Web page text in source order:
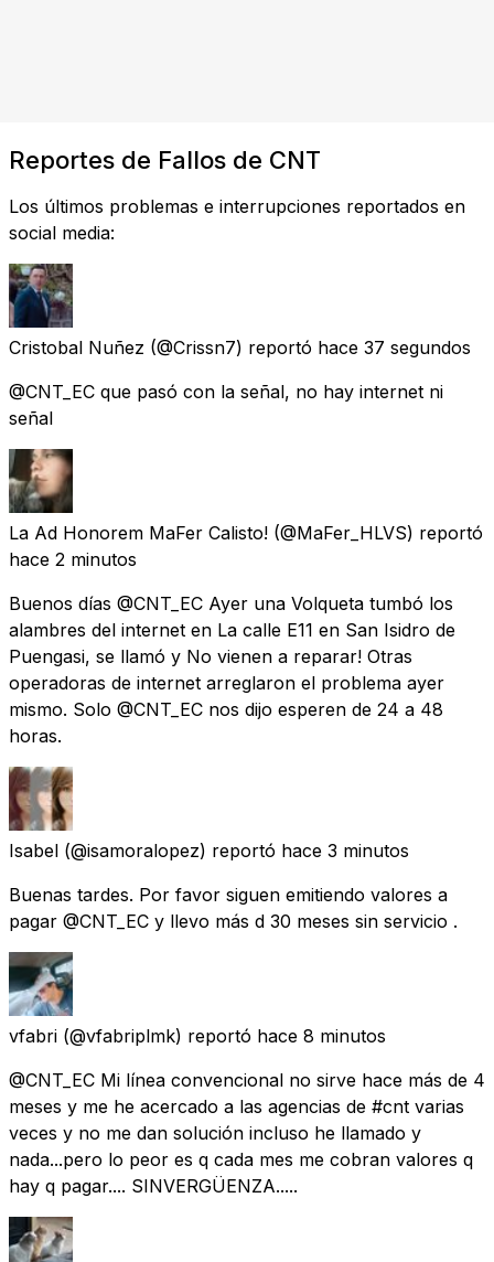
Reportes de Fallos de CNT
Los últimos problemas e interrupciones reportados en
social media:
Cristobal Nuñez (@Crissn7) reportó hace 37 segundos
@CNT_EC que pasó con la señal, no hay internet ni
señal
La Ad Honorem MaFer Calisto! (@MaFer_HLVS) reportó
hace 2 minutos
Buenos días @CNT_EC Ayer una Volqueta tumbó los
alambres del internet en La calle E11 en San Isidro de
Puengasi, se llamó y No vienen a reparar! Otras
operadoras de internet arreglaron el problema ayer
mismo. Solo @CNT_EC nos dijo esperen de 24 a 48
horas.
Isabel (@isamoralopez) reportó hace 3 minutos
Buenas tardes. Por favor siguen emitiendo valores a
pagar @CNT_EC y llevo más d 30 meses sin servicio .
vfabri (@vfabriplmk) reportó hace 8 minutos
@CNT_EC Mi línea convencional no sirve hace más de 4
meses y me he acercado a las agencias de #cnt varias
veces y no me dan solución incluso he llamado y
nada...pero lo peor es q cada mes me cobran valores q
hay q pagar.... SINVERGÜENZA.....